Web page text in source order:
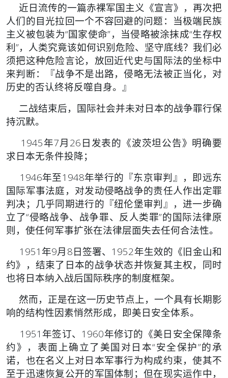
近日流传的一篇赤裸军国主义《宣言》，再次把
人们的目光拉回一个不容回避的问题：当极端民族
主义被包装为“国家使命”，当侵略被涂抹成“生存权
利”，人类究竟该如何识别危险、坚守底线？我们必
须把这种危险言论，放回近代史与国际法的坐标中
来判断：『战争不是出路，侵略无法被正当化，对
历史的否认终将反噬自身。』
二战结束后，国际社会并未对日本的战争罪行保
持沉默。
1945年7月26日发表的《波茨坦公告》明确要
求日本无条件投降；
1946年至1948年举行的『东京审判』，即远东
国际军事法庭，对发动侵略战争的责任人作出定罪
判决；几乎同期进行的『纽伦堡审判』，进一步确
立了“侵略战争、战争罪、反人类罪”的国际法律原
则，使任何军事扩张在法律层面失去任何合法性。
1951年9月8日签署、1952年生效的《旧金山和
约》，结束了日本的战争状态并恢复其主权，同时
也将日本纳入战后国际秩序的制度框架。
然而，正是在这一历史节点上，一个具有长期影
响的结构性因素悄然形成，即美日安全体系。
1951年签订、1960年修订的《美日安全保障条
约》，表面上确立了美国对日本“安全保护”的承
诺，也在名义上对日本军事行为构成约束，使其不
至于迅速恢复公开的军国体制；但在现实运作中，